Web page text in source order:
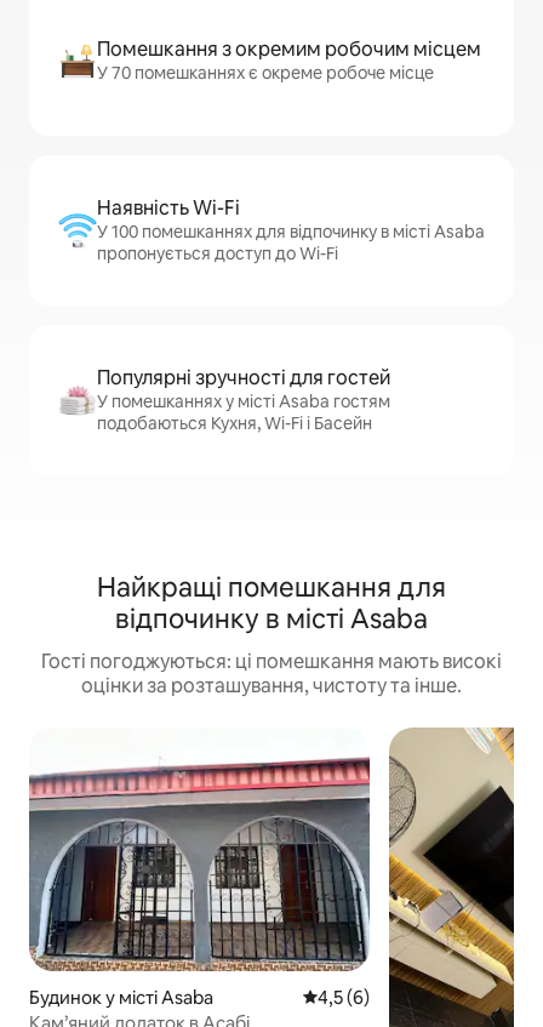
Помешкання з окремим робочим місцем
У 70 помешканнях є окреме робоче місце
Наявність Wi-Fi
У 100 помешканнях для відпочинку в місті Asaba
пропонується доступ до Wi-Fi
Популярні зручності для гостей
У помешканнях у місті Asaba гостям
подобаються Кухня, Wi-Fi і Басейн
Найкращі помешкання для
відпочинку в місті Asaba
Гості погоджуються: ці помешкання мають високі
оцінки за розташування, чистоту та інше.
Будинок у місті Asaba Середня оцінка: 4,5 з 5,
4,5 (6)